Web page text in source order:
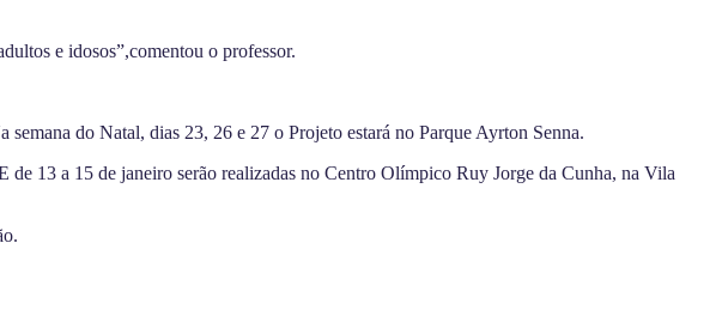
e idosos”,comentou o professor.
do Natal, dias 23, 26 e 27 o Projeto estará no Parque Ayrton Senna.
13 a 15 de janeiro serão realizadas no Centro Olímpico Ruy Jorge da Cunha, na Vila